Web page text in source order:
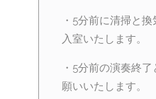
・5分前に清掃と
入室いたします。
・5分前の演奏終
願いいたします。